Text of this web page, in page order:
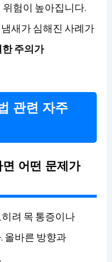
험이 높아집니다.
새가 심해진 사례가
주의가
관련 자주
어떤 문제가
려 목 통증이나
올바른 방향과